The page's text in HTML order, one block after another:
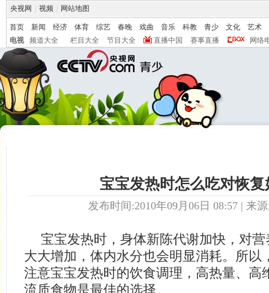
央视网 视频 网站地图
首页 新闻 经济 体育 综艺 春晚 戏曲 音乐 科教 青少 文化
艺术
电视
频道大全 栏目大全 节目大全 直播中国 赛事直播 网络
宝宝发热时怎么吃对恢复
发布时间:2010年09月06日 08:57 | 来
宝宝发热时，身体新陈代谢加快，对
大大增加，体内水分也会明显消耗。所以
注意宝宝发热时的饮食调理，高热量、高
流质食物是最佳的选择。